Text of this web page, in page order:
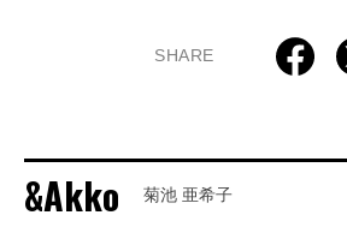
SHARE
&Akko 菊池 亜希子